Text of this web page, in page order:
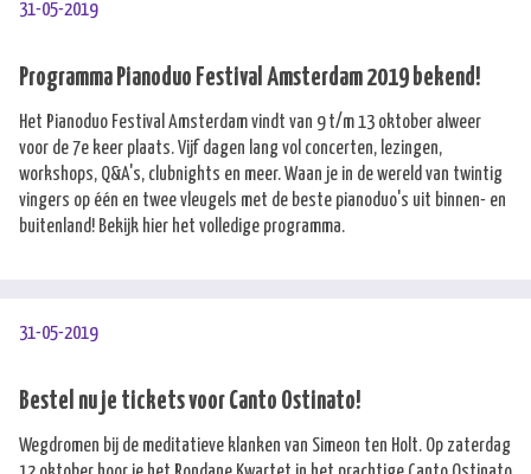
31-05-2019
Programma Pianoduo Festival Amsterdam 2019 bekend!
Het Pianoduo Festival Amsterdam vindt van 9 t/m 13 oktober alweer
voor de 7e keer plaats. Vijf dagen lang vol concerten, lezingen,
workshops, Q&A's, clubnights en meer. Waan je in de wereld van twintig
vingers op één en twee vleugels met de beste pianoduo's uit binnen- en
buitenland! Bekijk hier het volledige programma.
31-05-2019
Bestel nu je tickets voor Canto Ostinato!
Wegdromen bij de meditatieve klanken van Simeon ten Holt. Op zaterdag